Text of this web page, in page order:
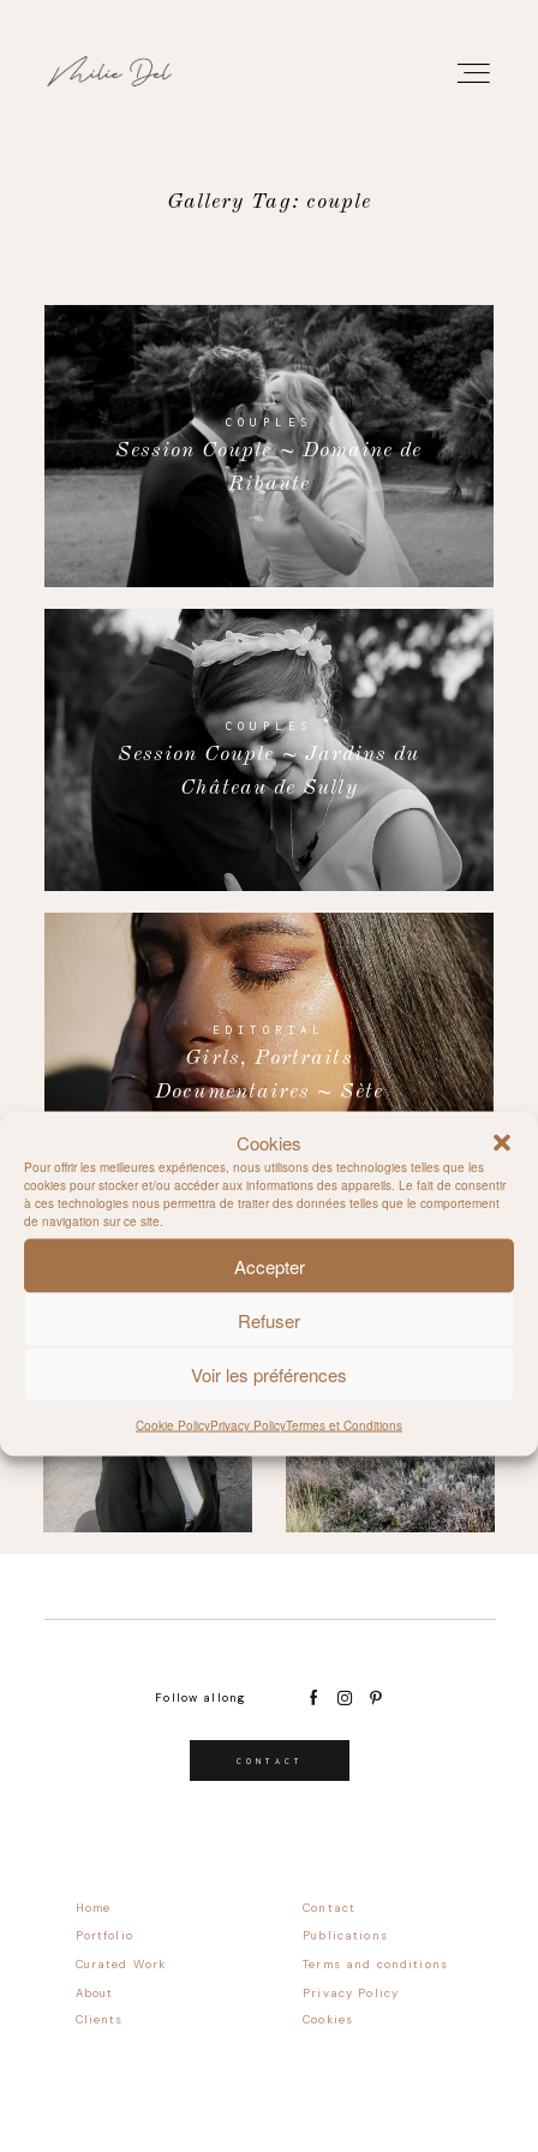
Cookies
Pour offrir les meilleures expériences, nous utilisons des technologies telles que les
cookies pour stocker et/ou accéder aux informations des appareils. Le fait de consentir
à ces technologies nous permettra de traiter des données telles que le comportement
de navigation sur ce site.
Accepter
Refuser
Voir les préférences
Cookie PolicyPrivacy PolicyTermes et Conditions
TRAVAUX
À PROPOS
Gallery Tag: couple
COUPLES
Session Couple ~ Domaine de
Ribaute
COUPLES
Session Couple ~ Jardins du
Château de Sully
EDITORIAL
Girls, Portraits
Documentaires ~ Sète
Rejoignez-moi sur Instagram
@MILIE_DEL
Contact
Home
Follow allong
Publications
Portfolio
Terms and conditions
Curated Work
CONTACT
Privacy Policy
About
Cookies
Clients